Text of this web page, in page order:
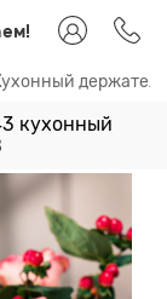
держатель
кухонный